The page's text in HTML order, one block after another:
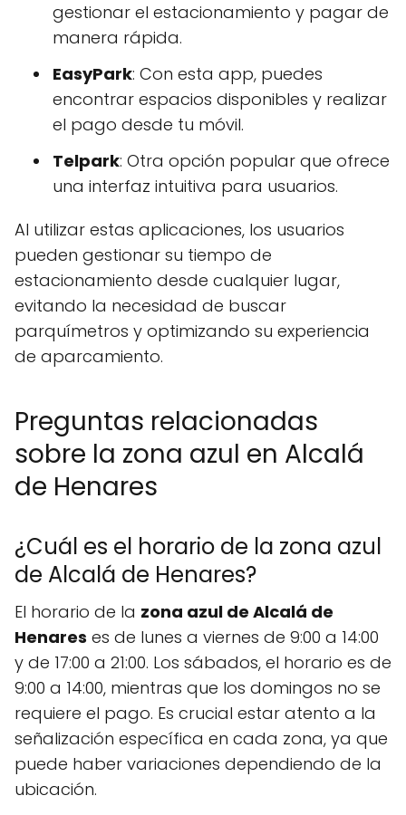
gestionar el estacionamiento y pagar de
manera rápida.
EasyPark: Con esta app, puedes
encontrar espacios disponibles y realizar
el pago desde tu móvil.
Telpark: Otra opción popular que ofrece
una interfaz intuitiva para usuarios.
Al utilizar estas aplicaciones, los usuarios
pueden gestionar su tiempo de
estacionamiento desde cualquier lugar,
evitando la necesidad de buscar
parquímetros y optimizando su experiencia
de aparcamiento.
Preguntas relacionadas
sobre la zona azul en Alcalá
de Henares
¿Cuál es el horario de la zona azul
de Alcalá de Henares?
El horario de la zona azul de Alcalá de
Henares es de lunes a viernes de 9:00 a 14:00
y de 17:00 a 21:00. Los sábados, el horario es de
9:00 a 14:00, mientras que los domingos no se
requiere el pago. Es crucial estar atento a la
señalización específica en cada zona, ya que
puede haber variaciones dependiendo de la
ubicación.